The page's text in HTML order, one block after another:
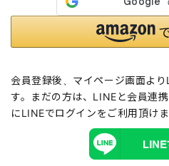
会員登録後、マイページ画面よ
す。まだの方は、 LINEと会員連携
にLINEでログインをご利用頂けま